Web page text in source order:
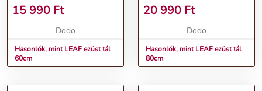
15 990 Ft
Dodo
Hasonlók, mint LEAF ezüst tál
60cm
20 990 Ft
Dodo
Hasonlók, mint LEAF ezüst tál
80cm